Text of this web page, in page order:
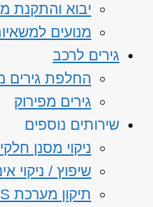
יבוא והתקנת
מנועים
גירים לרכב
החלפת גירים
גירים מפירוק
שירותים נוספים
ניקוי מסנן
שיפוץ / ניקוי
תיקון מערכת ABS